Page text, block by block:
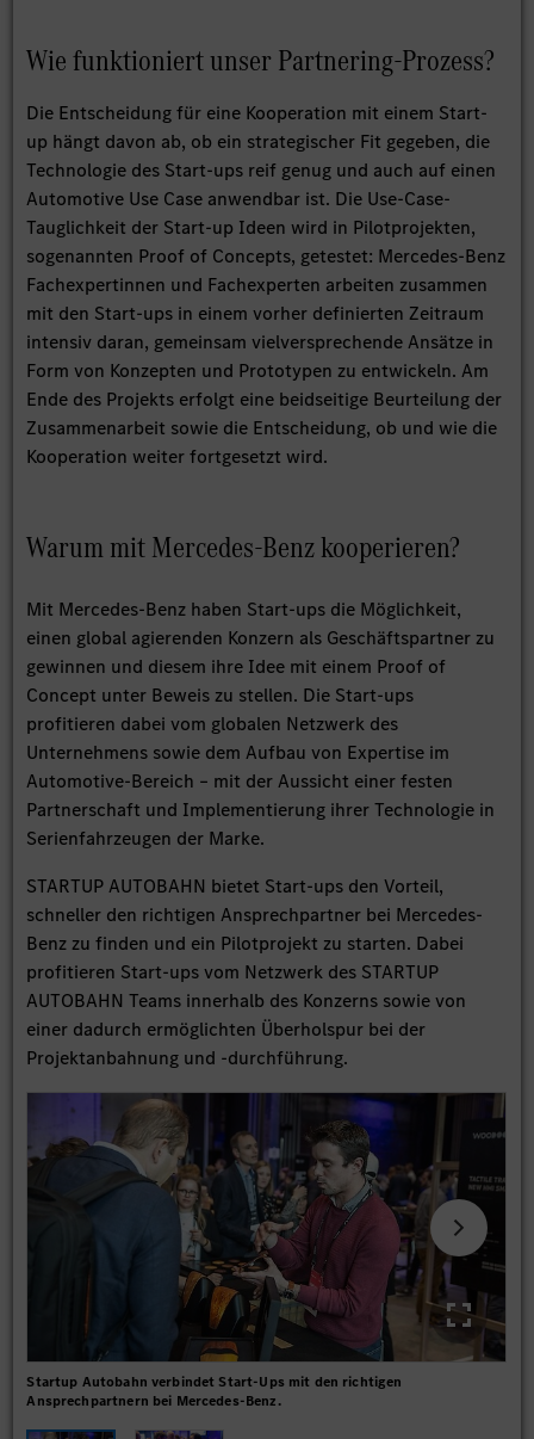
Wie funktioniert unser Partnering-Prozess?
Die Entscheidung für eine Kooperation mit einem Start-
up hängt davon ab, ob ein strategischer Fit gegeben, die
Technologie des Start-ups reif genug und auch auf einen
Automotive Use Case anwendbar ist. Die Use-Case-
Tauglichkeit der Start-up Ideen wird in Pilotprojekten,
sogenannten Proof of Concepts, getestet: Mercedes-Benz
Fachexpertinnen und Fachexperten arbeiten zusammen
mit den Start-ups in einem vorher definierten Zeitraum
intensiv daran, gemeinsam vielversprechende Ansätze in
Form von Konzepten und Prototypen zu entwickeln. Am
Ende des Projekts erfolgt eine beidseitige Beurteilung der
Zusammenarbeit sowie die Entscheidung, ob und wie die
Kooperation weiter fortgesetzt wird.
Warum mit Mercedes-Benz kooperieren?
Mit Mercedes-Benz haben Start-ups die Möglichkeit,
einen global agierenden Konzern als Geschäftspartner zu
gewinnen und diesem ihre Idee mit einem Proof of
Concept unter Beweis zu stellen. Die Start-ups
profitieren dabei vom globalen Netzwerk des
Unternehmens sowie dem Aufbau von Expertise im
Automotive-Bereich – mit der Aussicht einer festen
Partnerschaft und Implementierung ihrer Technologie in
Serienfahrzeugen der Marke.
STARTUP AUTOBAHN bietet Start-ups den Vorteil,
schneller den richtigen Ansprechpartner bei Mercedes-
Benz zu finden und ein Pilotprojekt zu starten. Dabei
profitieren Start-ups vom Netzwerk des STARTUP
AUTOBAHN Teams innerhalb des Konzerns sowie von
einer dadurch ermöglichten Überholspur bei der
Projektanbahnung und -durchführung.
Startup Autobahn verbindet Start-Ups mit den richtigen
Ansprechpartnern bei Mercedes-Benz.